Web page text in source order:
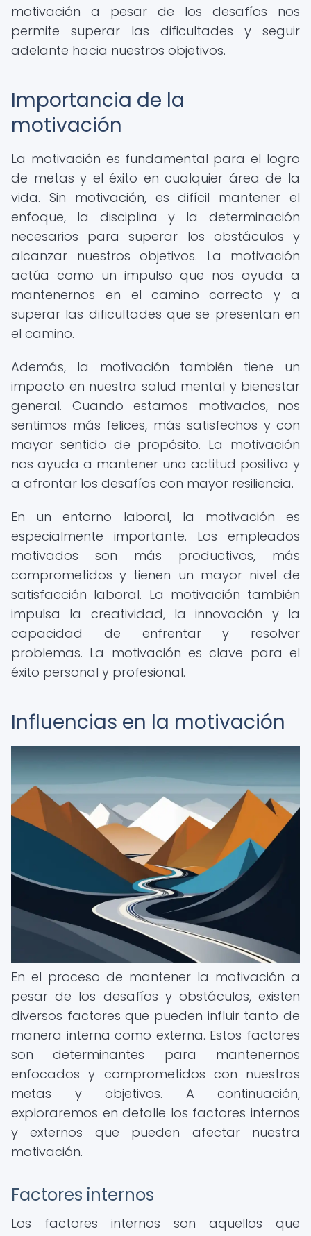
motivación a pesar de los desafíos nos
permite superar las dificultades y seguir
adelante hacia nuestros objetivos.
Importancia de la
motivación
La motivación es fundamental para el logro
de metas y el éxito en cualquier área de la
vida. Sin motivación, es difícil mantener el
enfoque, la disciplina y la determinación
necesarios para superar los obstáculos y
alcanzar nuestros objetivos. La motivación
actúa como un impulso que nos ayuda a
mantenernos en el camino correcto y a
superar las dificultades que se presentan en
el camino.
Además, la motivación también tiene un
impacto en nuestra salud mental y bienestar
general. Cuando estamos motivados, nos
sentimos más felices, más satisfechos y con
mayor sentido de propósito. La motivación
nos ayuda a mantener una actitud positiva y
a afrontar los desafíos con mayor resiliencia.
En un entorno laboral, la motivación es
especialmente importante. Los empleados
motivados son más productivos, más
comprometidos y tienen un mayor nivel de
satisfacción laboral. La motivación también
impulsa la creatividad, la innovación y la
capacidad de enfrentar y resolver
problemas. La motivación es clave para el
éxito personal y profesional.
Influencias en la motivación
En el proceso de mantener la motivación a
pesar de los desafíos y obstáculos, existen
diversos factores que pueden influir tanto de
manera interna como externa. Estos factores
son determinantes para mantenernos
enfocados y comprometidos con nuestras
metas y objetivos. A continuación,
exploraremos en detalle los factores internos
y externos que pueden afectar nuestra
motivación.
Factores internos
Los factores internos son aquellos que